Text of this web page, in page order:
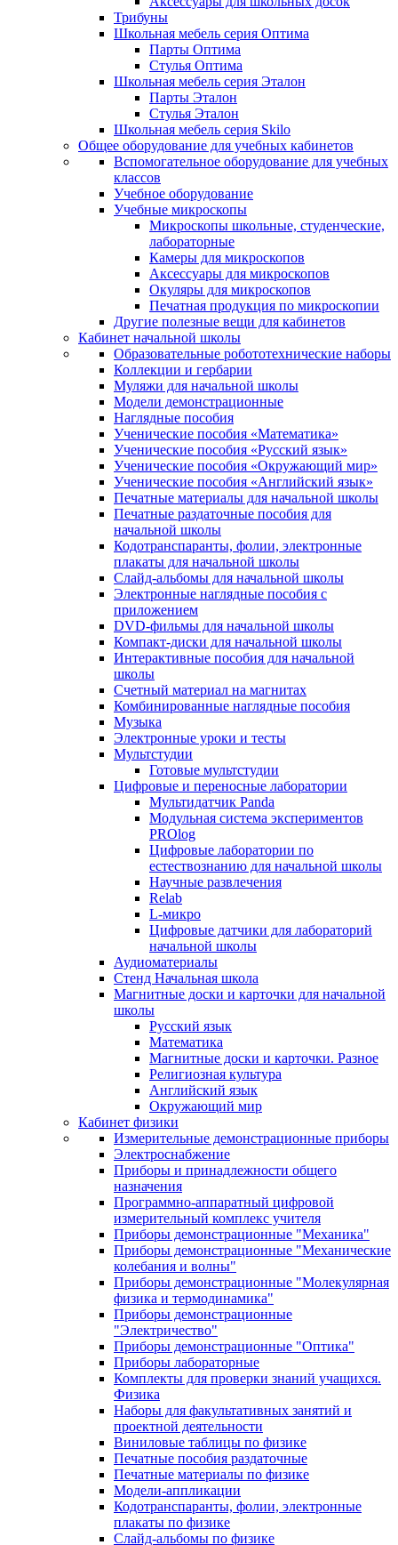
Трибуны
Школьная мебель серия Оптима
Парты Оптима
Стулья Оптима
Школьная мебель серия Эталон
Парты Эталон
Стулья Эталон
Школьная мебель серия Skilo
Общее оборудование для учебных кабинетов
Вспомогательное оборудование для учебных
классов
Учебное оборудование
Учебные микроскопы
Микроскопы школьные, студенческие,
лабораторные
Камеры для микроскопов
Аксессуары для микроскопов
Окуляры для микроскопов
Печатная продукция по микроскопии
Другие полезные вещи для кабинетов
Кабинет начальной школы
Образовательные робототехнические наборы
Коллекции и гербарии
Муляжи для начальной школы
Модели демонстрационные
Наглядные пособия
Ученические пособия «Математика»
Ученические пособия «Русский язык»
Ученические пособия «Окружающий мир»
Ученические пособия «Английский язык»
Печатные материалы для начальной школы
Печатные раздаточные пособия для
начальной школы
Кодотранспаранты, фолии, электронные
плакаты для начальной школы
Слайд-альбомы для начальной школы
Электронные наглядные пособия с
приложением
DVD-фильмы для начальной школы
Компакт-диски для начальной школы
Интерактивные пособия для начальной
школы
Счетный материал на магнитах
Комбинированные наглядные пособия
Музыка
Электронные уроки и тесты
Мультстудии
Готовые мультстудии
Цифровые и переносные лаборатории
Мультидатчик Panda
Модульная система экспериментов
PROlog
Цифровые лаборатории по
естествознанию для начальной школы
Научные развлечения
Relab
L-микро
Цифровые датчики для лабораторий
начальной школы
Аудиоматериалы
Стенд Начальная школа
Магнитные доски и карточки для начальной
школы
Русский язык
Математика
Магнитные доски и карточки. Разное
Религиозная культура
Английский язык
Окружающий мир
Кабинет физики
Измерительные демонстрационные приборы
Электроснабжение
Приборы и принадлежности общего
назначения
Программно-аппаратный цифровой
измерительный комплекс учителя
Приборы демонстрационные "Механика"
Приборы демонстрационные "Механические
колебания и волны"
Приборы демонстрационные "Молекулярная
физика и термодинамика"
Приборы демонстрационные
"Электричество"
Приборы демонстрационные "Оптика"
Приборы лабораторные
Комплекты для проверки знаний учащихся.
Физика
Наборы для факультативных занятий и
проектной деятельности
Виниловые таблицы по физике
Печатные пособия раздаточные
Печатные материалы по физике
Модели-аппликации
Кодотранспаранты, фолии, электронные
плакаты по физике
Слайд-альбомы по физике